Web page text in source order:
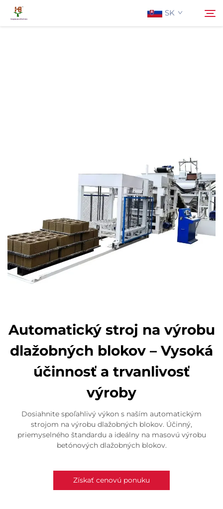
SK
Automatický stroj na výrobu
dlažobných blokov – Vysoká
účinnosť a trvanlivosť
výroby
Dosiahnite spoľahlivý výkon s naším automatickým
strojom na výrobu dlažobných blokov. Účinný,
priemyselného štandardu a ideálny na masovú výrobu
betónových dlažobných blokov.
Získať cenovú ponuku